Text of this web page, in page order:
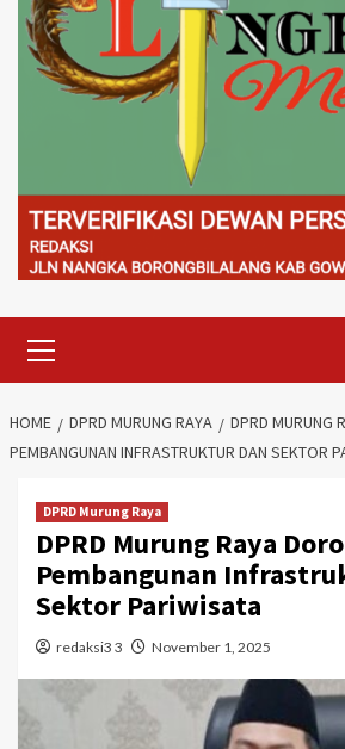
Menu
HOME DPRD MURUNG RAYA
DPRD MURUNG
PEMBANGUNAN INFRASTRUKTUR DAN SEKTOR
DPRD Murung Raya
DPRD Murung Raya
Pembangunan
Sektor Pariwisata
redaksi3 3 November 1, 2025